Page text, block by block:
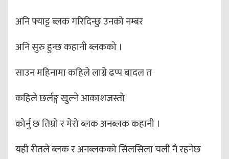
अनि फ्याट्ट ब्लक गरिदिन्छु उनको नम्बर
अनि सुरु हुन्छ कहानी ब्लकको ।
साउन महिनामा कहिले लाग्ने ढप्प बादल त
कहिले छर्लङ्ग खुल्ने आकाशजस्तो
कोर्नु छ तिम्रो र मेरो ब्लक अनब्लक कहानी ।
यही रीतले ब्लक र अनब्लकको सिलसिला चली नै रहनेछ